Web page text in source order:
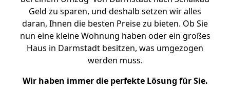
Geld zu sparen, und deshalb setzen wir alles
daran, Ihnen die besten Preise zu bieten. Ob Sie
nun eine kleine Wohnung haben oder ein großes
Haus in Darmstadt besitzen, was umgezogen
werden muss.
Wir haben immer die perfekte Lösung für Sie.